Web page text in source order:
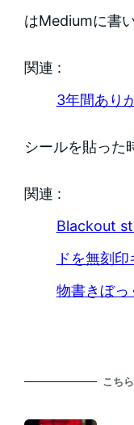
はMediumに書
関連 :
3年間あり
シールを貼った
関連 :
Blackout
ドを無刻
物書きぼっ
こち